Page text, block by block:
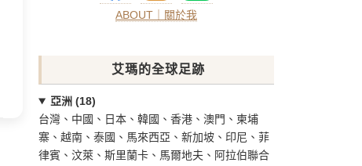
ABOUT｜關於我
艾瑪的全球足跡
亞洲 (18)
台灣、中國、日本、韓國、香港、澳門、柬埔
寨、越南、泰國、馬來西亞、新加坡、印尼、菲
律賓、汶萊、斯里蘭卡、馬爾地夫、阿拉伯聯合